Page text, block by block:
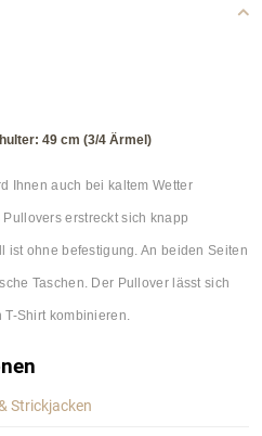
49 cm (3/4 Ärmel)
Ihnen auch bei kaltem Wetter
erstreckt sich knapp
ist ohne befestigung. An beiden Seiten
Taschen. Der Pullover lässt sich
T-Shirt kombinieren.
Strickjacken